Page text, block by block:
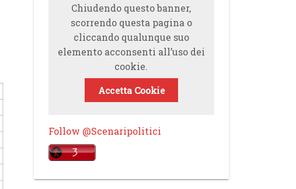
Chiudendo questo banner,
scorrendo questa pagina o
cliccando qualunque suo
elemento acconsenti all’uso dei
cookie.
Accetta Cookie
Follow @Scenaripolitici